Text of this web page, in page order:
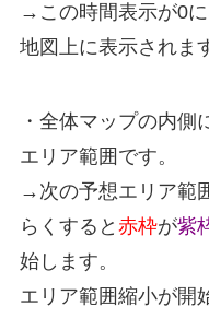
→この時間表示が0
地図上に表示されま
・全体マップの内側
エリア範囲です。
→次の予想エリア範
らくすると 赤枠が紫
始します。
エリア範囲縮小が開